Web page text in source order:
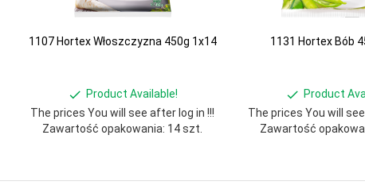
1107 Hortex Włoszczyzna 450g 1x14
Product Available!
The prices You will see after log in !!!
Zawartość opakowania: 14 szt.
1131 Hortex Bób
Product
The prices You will
Zawartość